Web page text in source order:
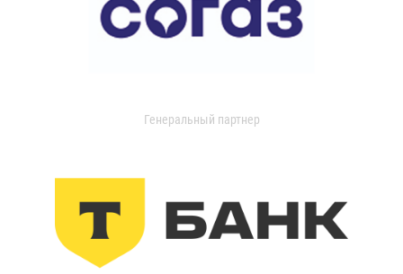
Генеральный партнер